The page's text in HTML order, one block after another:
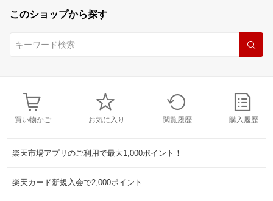
このショップから探す
買い物かご お気に入り 閲覧履歴 購入履歴
楽天市場アプリのご利用で最大1,000ポイント！
楽天カード新規入会で2,000ポイント